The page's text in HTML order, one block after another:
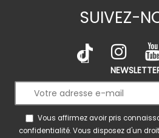
SUIVEZ-
Vous affirmez avoir pris
confidentialité. Vous disposez d'un